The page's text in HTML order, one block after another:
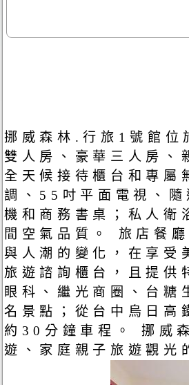
挪威森林.行旅1號館位
雙人房、豪華三人房、
全天候接待櫃台和專
調、55吋平面電視、
機和商務書桌；私人衛
間空氣品質。 旅店餐
與人潮的變化，在享受
旅遊諮詢櫃台，且提供
眼科、繼光商圈、台糖
名景點；從台中烏日
約30分鐘車程。 挪威
遊、家庭親子旅遊觀光